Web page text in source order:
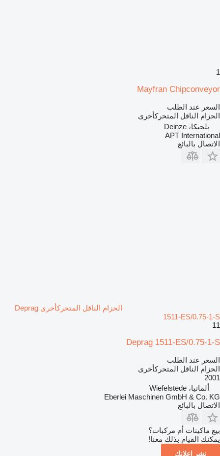
1
Mayfran Chipconveyor
السعر عند الطلب
الحزام الناقل المتحركأخرى
بلجيكا، Deinze
APT International
الاتصال بالبائع
الحزام الناقل المتحركأخرى Deprag
1511-ES/0.75-1-S
11
Deprag 1511-ES/0.75-1-S
السعر عند الطلب
الحزام الناقل المتحركأخرى
2001
ألمانيا، Wiefelstede
Eberlei Maschinen GmbH & Co. KG
الاتصال بالبائع
بيع ماكينات أم مركبات؟
يمكنك القيام بذلك معنا!
نشر إعلانك